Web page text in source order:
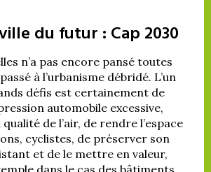
du futur : Cap 2030
n’a pas encore pansé toutes
à l’urbanisme débridé. L’un
défis est certainement de
automobile excessive,
de l’air, de rendre l’espace
cyclistes, de préserver son
et de le mettre en valeur,
dans le cas des bâtiments